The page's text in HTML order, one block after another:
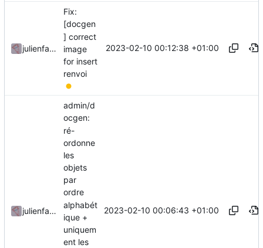
julienfastre
Fix:
[docgen
] correct
image
for insert
renvoi
2023-02-10 00:12:38 +01:00
julienfastre
admin/d
ocgen:
ré-
ordonne
les
objets
par
ordre
alphabét
ique +
uniquem
ent les
2023-02-10 00:06:43 +01:00